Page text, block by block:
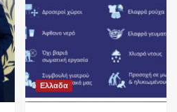
Ελλαδα